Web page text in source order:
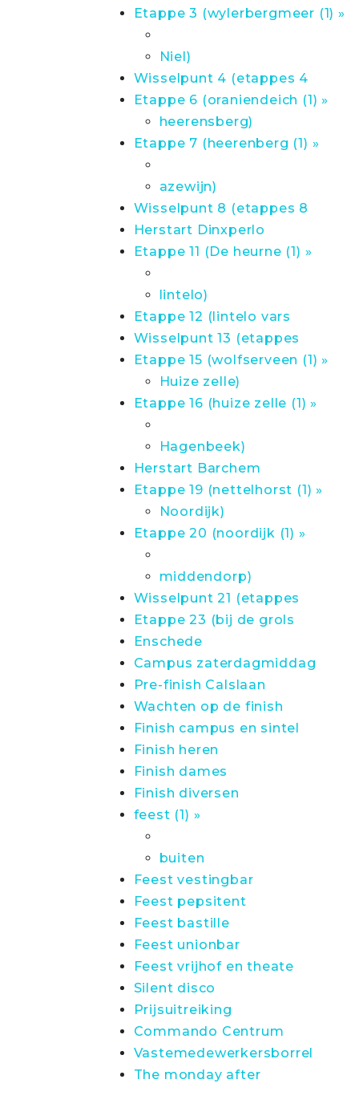
Etappe 3 (wylerbergmeer (1) »
Niel)
Wisselpunt 4 (etappes 4
Etappe 6 (oraniendeich (1) »
heerensberg)
Etappe 7 (heerenberg (1) »
azewijn)
Wisselpunt 8 (etappes 8
Herstart Dinxperlo
Etappe 11 (De heurne (1) »
lintelo)
Etappe 12 (lintelo vars
Wisselpunt 13 (etappes
Etappe 15 (wolfserveen (1) »
Huize zelle)
Etappe 16 (huize zelle (1) »
Hagenbeek)
Herstart Barchem
Etappe 19 (nettelhorst (1) »
Noordijk)
Etappe 20 (noordijk (1) »
middendorp)
Wisselpunt 21 (etappes
Etappe 23 (bij de grols
Enschede
Campus zaterdagmiddag
Pre-finish Calslaan
Wachten op de finish
Finish campus en sintel
Finish heren
Finish dames
Finish diversen
feest (1) »
buiten
Feest vestingbar
Feest pepsitent
Feest bastille
Feest unionbar
Feest vrijhof en theate
Silent disco
Prijsuitreiking
Commando Centrum
Vastemedewerkersborrel
The monday after